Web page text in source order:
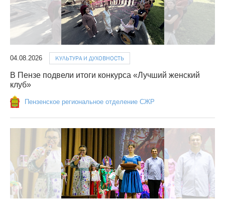
04.08.2026 КУЛЬТУРА И ДУХОВНОСТЬ
В Пензе подвели итоги конкурса «Лучший женский
клуб»
Пензенское региональное отделение СЖР